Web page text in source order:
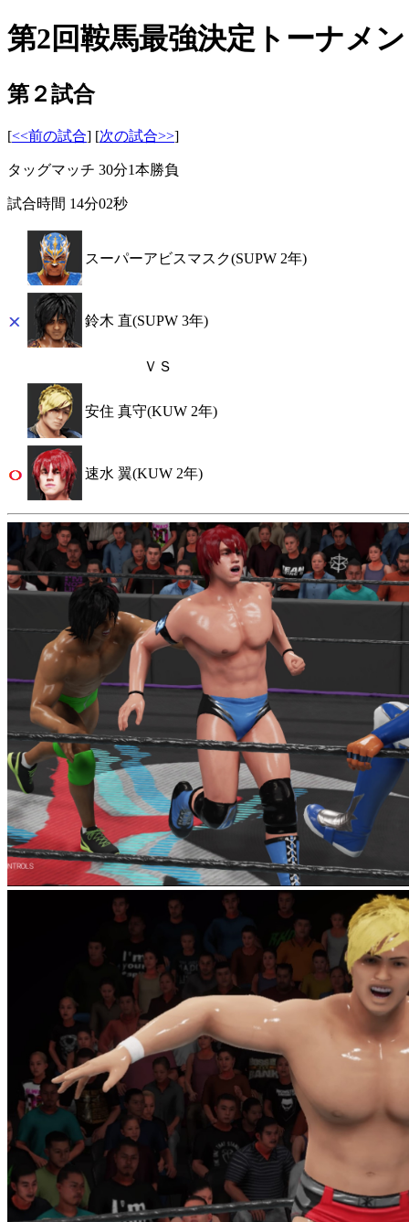
第2回鞍馬最強決定トーナメ
第２試合
[<<前の試合] [次の試合>>]
タッグマッチ 30分1本勝負
試合時間 14分02秒
スーパーアビスマスク(SUPW 2年)
鈴木 直(SUPW 3年)
ＶＳ
安住 真守(KUW 2年)
速水 翼(KUW 2年)